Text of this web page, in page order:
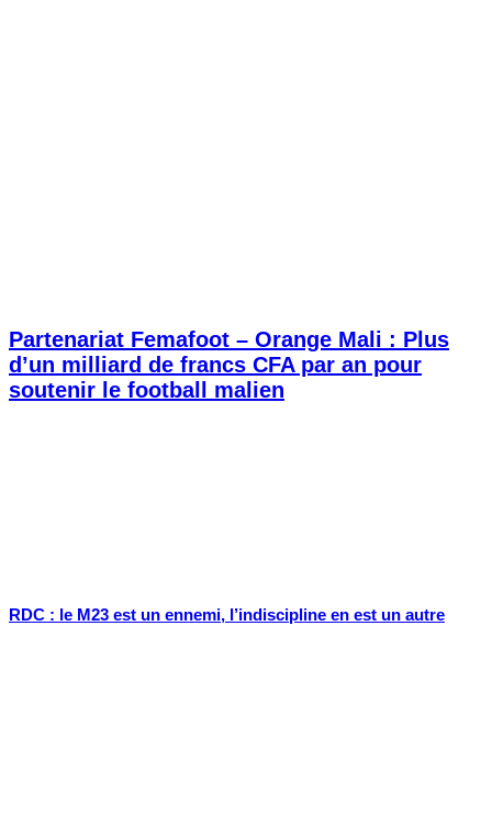
Partenariat Femafoot – Orange Mali : Plus
d’un milliard de francs CFA par an pour
soutenir le football malien
RDC : le M23 est un ennemi, l’indiscipline en est un autre